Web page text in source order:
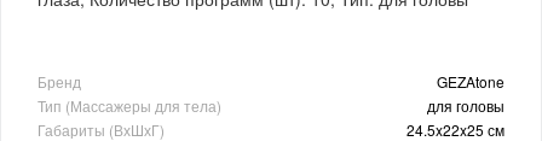
Бренд
GEZAtone
Тип (Массажеры для тела)
для головы
Габариты (ВхШхГ)
24.5x22x25 см